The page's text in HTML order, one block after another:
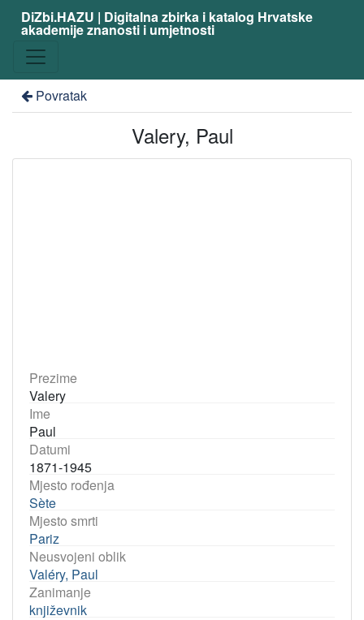
DiZbi.HAZU | Digitalna zbirka i katalog Hrvatske
akademije znanosti i umjetnosti
Povratak
Valery, Paul
Prezime
Valery
Ime
Paul
Datumi
1871-1945
Mjesto rođenja
Sète
Mjesto smrti
Pariz
Neusvojeni oblik
Valéry, Paul
Zanimanje
književnik